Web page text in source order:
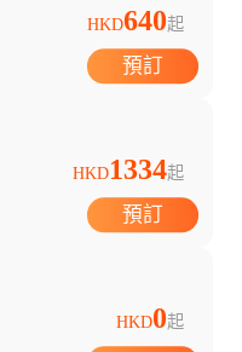
HKD640起
預訂
HKD1334起
預訂
HKD0起